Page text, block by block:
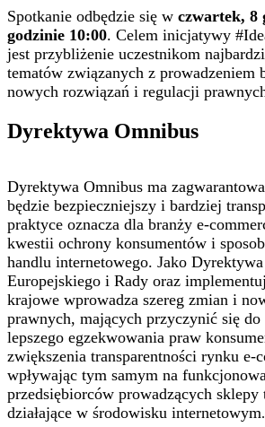
Spotkanie odbędzie się w czwartek, 8
godzinie 10:00. Celem inicjatywy
jest przybliżenie uczestnikom
tematów związanych z prowadzeniem
nowych rozwiązań i regulacji
Dyrektywa Omnibus
Dyrektywa Omnibus ma
będzie bezpieczniejszy i bardziej
praktyce oznacza dla branży e-
kwestii ochrony konsumentów i
handlu internetowego. Jako
Europejskiego i Rady oraz
krajowe wprowadza szereg zmian i
prawnych, mających przyczynić się do
lepszego egzekwowania praw
zwiększenia transparentności rynku e-
wpływając tym samym na
przedsiębiorców prowadzących
działające w środowisku internetowym.